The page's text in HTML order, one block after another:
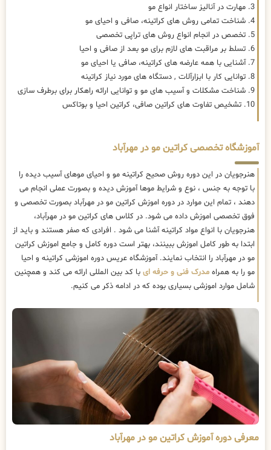
3. مهارت در آنالیز ساختار انواع مو
4. شناخت تمامی روش های کراتینه، صافی و احیای مو
5. تخصص در انجام انواع روش های تراپی تخصصی
6. تسلط بر مراقبت های لازم برای مو بعد از صافی و احیا
7. آشنایی با همه عارضه های کراتینه، صافی یا احیای مو
8. توانایی کار با ابزارآلات , دستگاه های مورد نیاز کراتینه
9. شناخت مشکلات و آسیب های مو و توانایی ارائه راهکار برای برطرف سازی
10. تشخیص تفاوت های کراتین صافی، کراتین احیا و بوتاکس
آموزشگاه تخصصی کراتین مو در مهرآباد
هنرجویان در این دوره روش صحیح کراتینه مو و احیای موهای آسیب دیده را
با توجه به جنس ، نوع و شرایط موها آموزش دیده و بصورت عملی انجام می
دهند ، تمام این موارد در دوره اموزش کراتین مو در مهرآباد بصورت تخصصی و
فوق تخصصی اموزش داده می شود. در کلاس های کراتین مو در مهرآباد،
هنرجویان با انواع مواد کراتینه آشنا می شود . افرادی که صفر هستند و باید از
ابتدا به طور کامل اموزش ببینند، بهتر است دوره کامل و جامع اموزش کراتین
مو در مهرآباد را انتخاب نمایند. آموزشگاه عریس دوره اموزشی کراتینه و احیا
مو را به همراه مدرک فنی و حرفه ای با کد بین المللی ارائه می کند و همچنین
شامل موارد اموزشی بسیاری بوده که در ادامه ذکر می کنیم.
معرفی دوره آموزش کراتین مو در مهرآباد